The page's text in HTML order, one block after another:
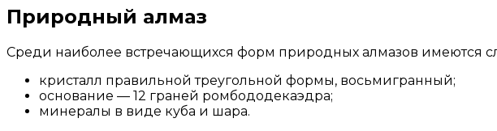
Природный алмаз
Среди наиболее встречающихся форм природных алмазов имеются
кристалл правильной треугольной формы, восьмигранный;
основание — 12 граней ромбододекаэдра;
минералы в виде куба и шара.